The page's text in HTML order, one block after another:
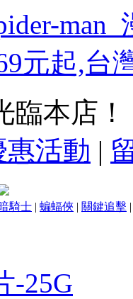
臨本店！
惠活動 |
騎士 | 蝙蝠俠 | 關鍵追擊
-25G